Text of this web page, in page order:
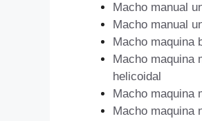
Macho manual
Macho manual
Macho maquina
Macho maquina
helicoidal
Macho maquina
Macho maquina